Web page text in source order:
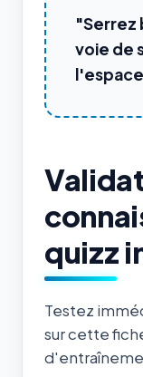
"Serrez
voie de
quizz
Testez
sur cette